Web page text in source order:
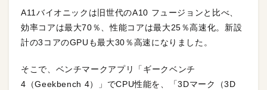
A11バイオニックは旧世代のA10 フュージョンと比べ、
効率コアは最大70％、性能コアは最大25％高速化。新設
計の3コアのGPUも最大30％高速になりました。
そこで、ベンチマークアプリ「ギークベンチ
4（Geekbench 4）」でCPU性能を、「3Dマーク（3D